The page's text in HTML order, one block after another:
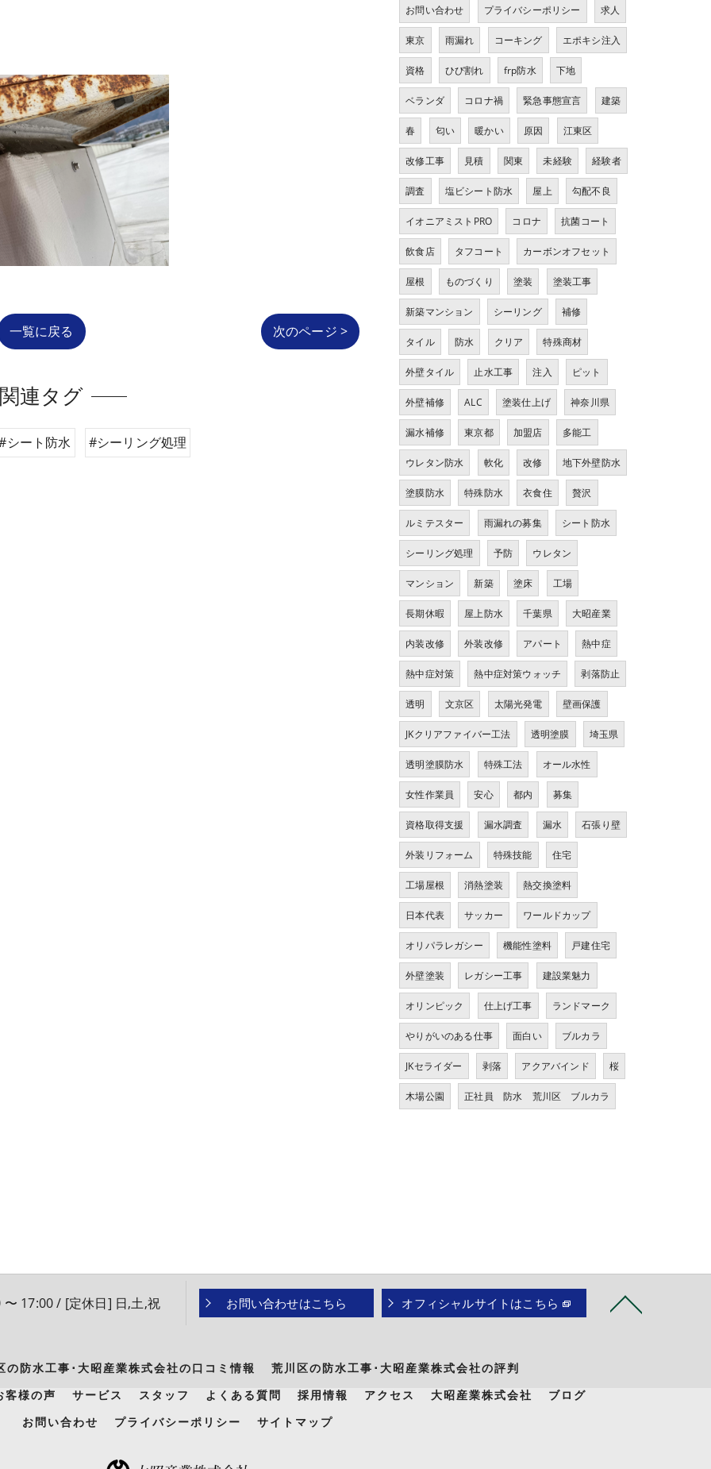
一覧に戻る 次のページ >
関連タグ
シート防水 #シーリング処理
お問い合わせ プライバシーポリシー 求人
東京 雨漏れ コーキング エポキシ注入
資格 ひび割れ frp防水 下地
ベランダ コロナ禍 緊急事態宣言 建築
春 匂い 暖かい 原因 江東区
改修工事 見積 関東 未経験 経験者
調査 塩ビシート防水 屋上 勾配不良
イオニアミストPRO コロナ 抗菌コート
飲食店 タフコート カーボンオフセット
屋根 ものづくり 塗装 塗装工事
新築マンション シーリング 補修
タイル 防水 クリア 特殊商材
外壁タイル 止水工事 注入 ピット
外壁補修 ALC 塗装仕上げ 神奈川県
漏水補修 東京都 加盟店 多能工
ウレタン防水 軟化 改修 地下外壁防水
塗膜防水 特殊防水 衣食住 贅沢
ルミテスター 雨漏れの募集 シート防水
シーリング処理 予防 ウレタン
マンション 新築 塗床 工場
長期休暇 屋上防水 千葉県 大昭産業
内装改修 外装改修 アパート 熱中症
熱中症対策 熱中症対策ウォッチ 剥落防止
透明 文京区 太陽光発電 壁画保護
JKクリアファイバー工法 透明塗膜 埼玉県
透明塗膜防水 特殊工法 オール水性
女性作業員 安心 都内 募集
資格取得支援 漏水調査 漏水 石張り壁
外装リフォーム 特殊技能 住宅
工場屋根 消熱塗装 熱交換塗料
日本代表 サッカー ワールドカップ
オリパラレガシー 機能性塗料 戸建住宅
外壁塗装 レガシー工事 建設業魅力
オリンピック 仕上げ工事 ランドマーク
やりがいのある仕事 面白い ブルカラ
JKセライダー 剥落 アクアバインド 桜
木場公園 正社員 防水 荒川区 ブルカラ
17:00 / [定休日] 日,土,祝 お問い合わせはこちら オフィシャルサイトはこちら
の防水工事･大昭産業株式会社の口コミ情報
荒川区の防水工事･大昭産業株式会社の評判
客様の声
サービス スタッフ よくある質問 採用情報 アクセス 大昭産業株式会社
ブログ
お問い合わせ
プライバシーポリシー サイトマップ